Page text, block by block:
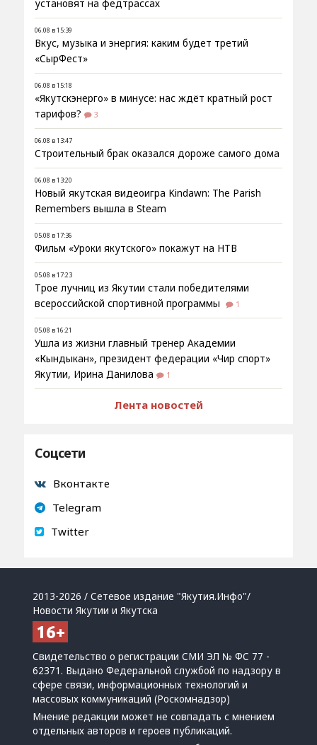
установят на федтрассах
06.08 в 15:39
Вкус, музыка и энергия: каким будет третий
«СырФест»
06.08 в 15:18
«Якутскэнерго» в минусе: нас ждёт кратный рост
тарифов?
3
06.08 в 13:47
Строительный брак оказался дороже самого дома
06.08 в 13:20
Новый якутская видеоигра Kindawn: The Parish
Remembers вышла в Steam
05.08 в 17:36
Фильм «Уроки якутского» покажут на НТВ
05.08 в 17:23
Трое лучниц из Якутии стали победителями
всероссийской спортивной программы
1
05.08 в 16:21
Ушла из жизни главный тренер Академии
«Кындыкан», президент федерации «Чир спорт»
Якутии, Ирина Данилова
1
Лента новостей
Соцсети
Вконтакте
Telegram
Twitter
2013-2026 / Сетевое издание "Якутия.Инфо"/
Новости Якутии и Якутска
Свидетельство о регистрации СМИ ЭЛ № ФС 77 -
62371. Выдано Федеральной службой по надзору в
сфере связи, информационных технологий и
массовых коммуникаций (Роскомнадзор)
Мнение редакции может не совпадать с мнением
отдельных авторов и героев публикаций.